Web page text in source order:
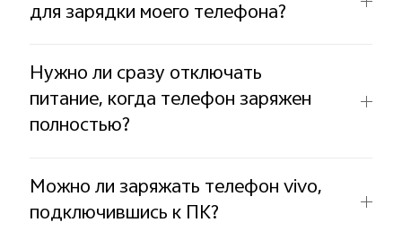
для зарядки моего телефона?
Нужно ли сразу отключать
питание, когда телефон заряжен
полностью?
Можно ли заряжать телефон vivo,
подключившись к ПК?